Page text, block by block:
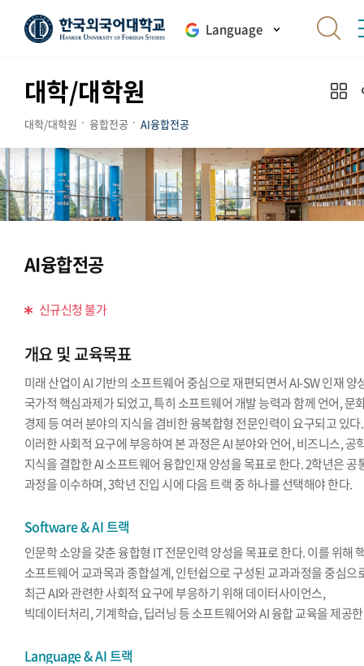
Language
대학/대학원
대학/대학원 융합전공 AI융합전공
AI융합전공
신규신청 불가
개요 및 교육목표
미래 산업이 AI 기반의 소프트웨어 중심으로 재편되면서 AI-SW 인재 양
국가적 핵심과제가 되었고, 특히 소프트웨어 개발 능력과 함께 언어, 문
경제 등 여러 분야의 지식을 겸비한 융복합형 전문인력이 요구되고 있다.
이러한 사회적 요구에 부응하여 본 과정은 AI 분야와 언어, 비즈니스, 공
지식을 결합한 AI 소프트웨어 융합인재 양성을 목표로 한다. 2학년은 공
과정을 이수하며, 3학년 진입 시에 다음 트랙 중 하나를 선택해야 한다.
Software & AI 트랙
인문학 소양을 갖춘 융합형 IT 전문인력 양성을 목표로 한다. 이를 위해
소프트웨어 교과목과 종합설계, 인턴쉽으로 구성된 교과과정을 중심으
최근 AI와 관련한 사회적 요구에 부응하기 위해 데이터사이언스,
빅데이터처리, 기계학습, 딥러닝 등 소프트웨어와 AI 융합 교육을 제공
Language & AI 트랙